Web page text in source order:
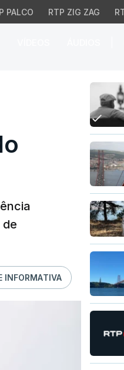
PALCO RTP ZIG ZAG
com
INFORMATIVA